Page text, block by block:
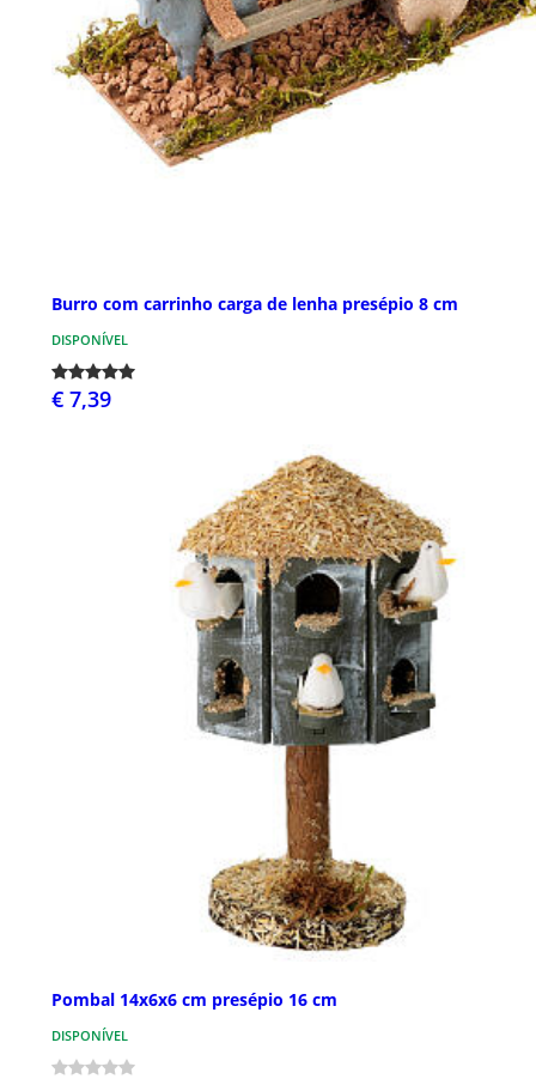
Burro com carrinho carga de lenha presépio 8 cm
DISPONÍVEL
€ 7,39
Pombal 14x6x6 cm presépio 16 cm
DISPONÍVEL